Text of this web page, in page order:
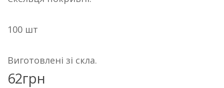
100 шт
Виготовлені зі скла.
62грн